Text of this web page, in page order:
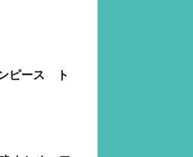
ピース ト